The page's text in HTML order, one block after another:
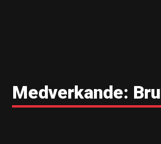
Medverkande: